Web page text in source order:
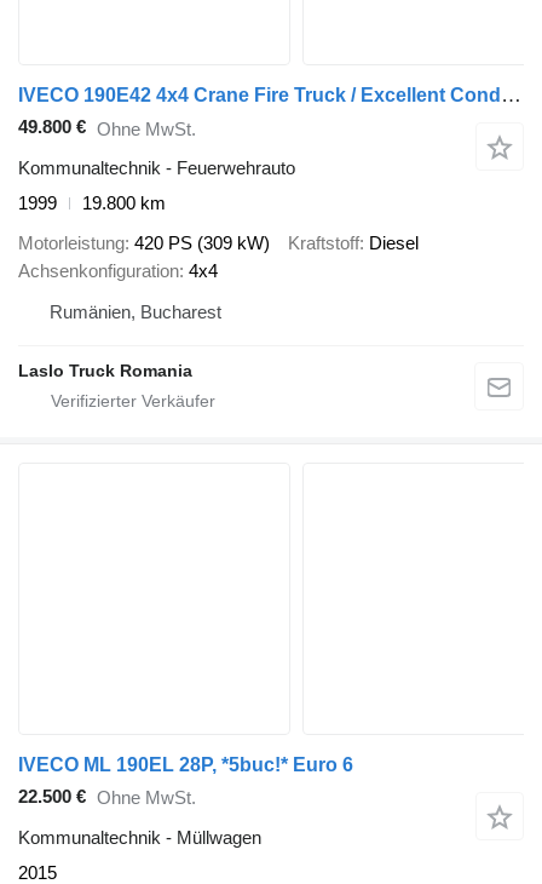
IVECO 190E42 4x4 Crane Fire Truck / Excellent Condition
49.800 € Ohne MwSt.
Kommunaltechnik - Feuerwehrauto
1999
19.800 km
Motorleistung 420 PS (309 kW) Kraftstoff Diesel
Achsenkonfiguration 4x4
Rumänien, Bucharest
Laslo Truck Romania
IVECO ML 190EL 28P, *5buc!* Euro 6
22.500 € Ohne MwSt.
Kommunaltechnik - Müllwagen
2015